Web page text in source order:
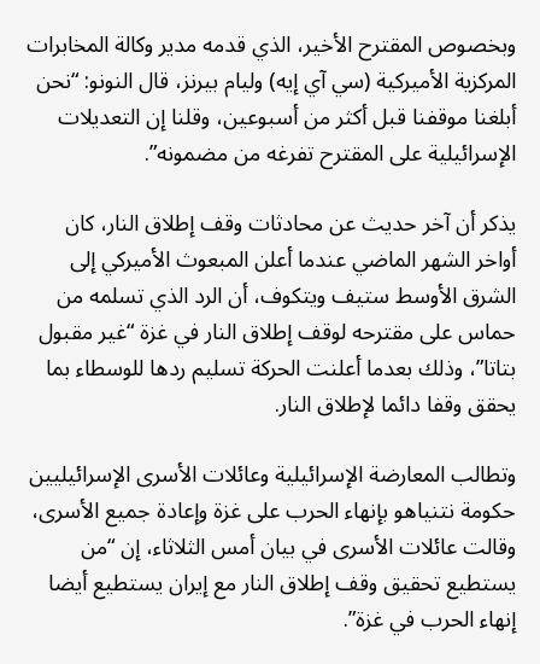
وبخصوص المقترح الأخير، الذي قدمه مدير وكالة المخابرات
المركزية الأميركية (سي آي إيه) وليام بيرنز، قال النونو: “نحن
أبلغنا موقفنا قبل أكثر من أسبوعين، وقلنا إن التعديلات
الإسرائيلية على المقترح تفرغه من مضمونه”.
يذكر أن آخر حديث عن محادثات وقف إطلاق النار، كان
أواخر الشهر الماضي عندما أعلن المبعوث الأميركي إلى
الشرق الأوسط ستيف ويتكوف، أن الرد الذي تسلمه من
حماس على مقترحه لوقف إطلاق النار في غزة “غير مقبول
بتاتا”، وذلك بعدما أعلنت الحركة تسليم ردها للوسطاء بما
يحقق وقفا دائما لإطلاق النار.
وتطالب المعارضة الإسرائيلية وعائلات الأسرى الإسرائيليين
حكومة نتنياهو بإنهاء الحرب على غزة وإعادة جميع الأسرى،
وقالت عائلات الأسرى في بيان أمس الثلاثاء، إن “من
يستطيع تحقيق وقف إطلاق النار مع إيران يستطيع أيضا
إنهاء الحرب في غزة”.